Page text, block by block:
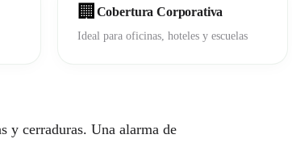
🏢 Cobertura Corporativa
Ideal para oficinas, hoteles y escuelas
y cerraduras. Una alarma de